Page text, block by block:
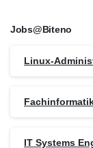
Jobs@Biteno
Linux-
IT Systems